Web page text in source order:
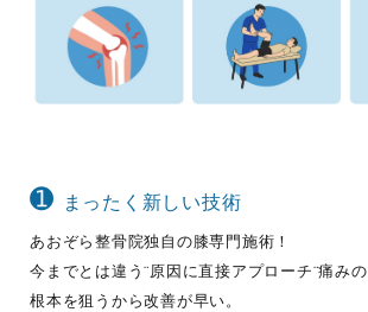
➊ まったく新しい技術
あおぞら整骨院独自の膝専門施術！
今までとは違う¨原因に直接アプローチ¨痛みの
根本を狙うから改善が早い。